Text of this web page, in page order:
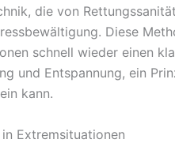
die von
Diese
schnell wieder einen
und Entspannung, ein
kann.
Extremsituationen